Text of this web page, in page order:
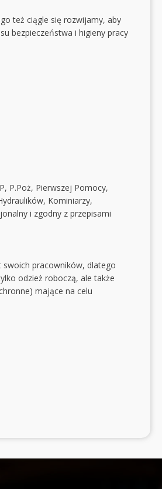
też ciągle się rozwijamy, aby
bezpieczeństwa i higieny pracy
P.Poż, Pierwszej Pomocy,
Kominiarzy,
i zgodny z przepisami
pracowników, dlatego
odzież roboczą, ale także
mające na celu